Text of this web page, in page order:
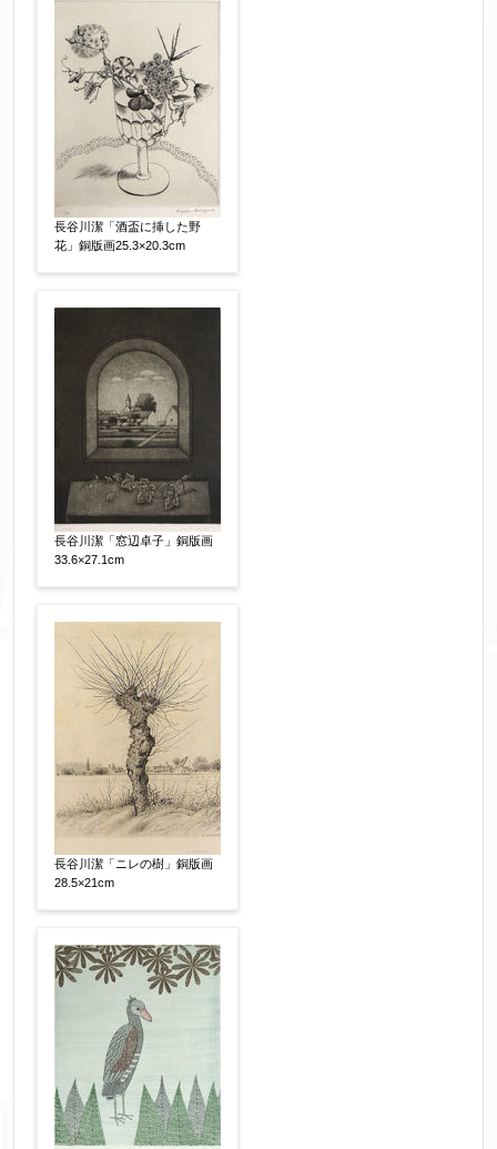
個人情報の取扱いについて、同意の上送信しま
す。（確認画面は表示されません）
※データはSSL(Secure Sockets Layer)通信によ
り暗号化して送信されます。
長谷川潔「酒盃に挿した野
花」銅版画25.3×20.3cm
長谷川潔「窓辺卓子」銅版画
33.6×27.1cm
長谷川潔「ニレの樹」銅版画
28.5×21cm